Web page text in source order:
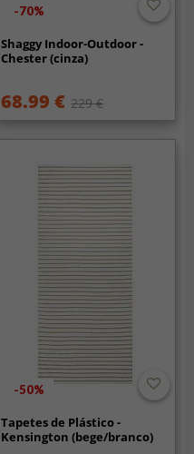
-70%
Shaggy Indoor-Outdoor -
Chester (cinza)
68.99 € 229 €
-50%
Tapetes de Plástico -
Kensington (bege/branco)